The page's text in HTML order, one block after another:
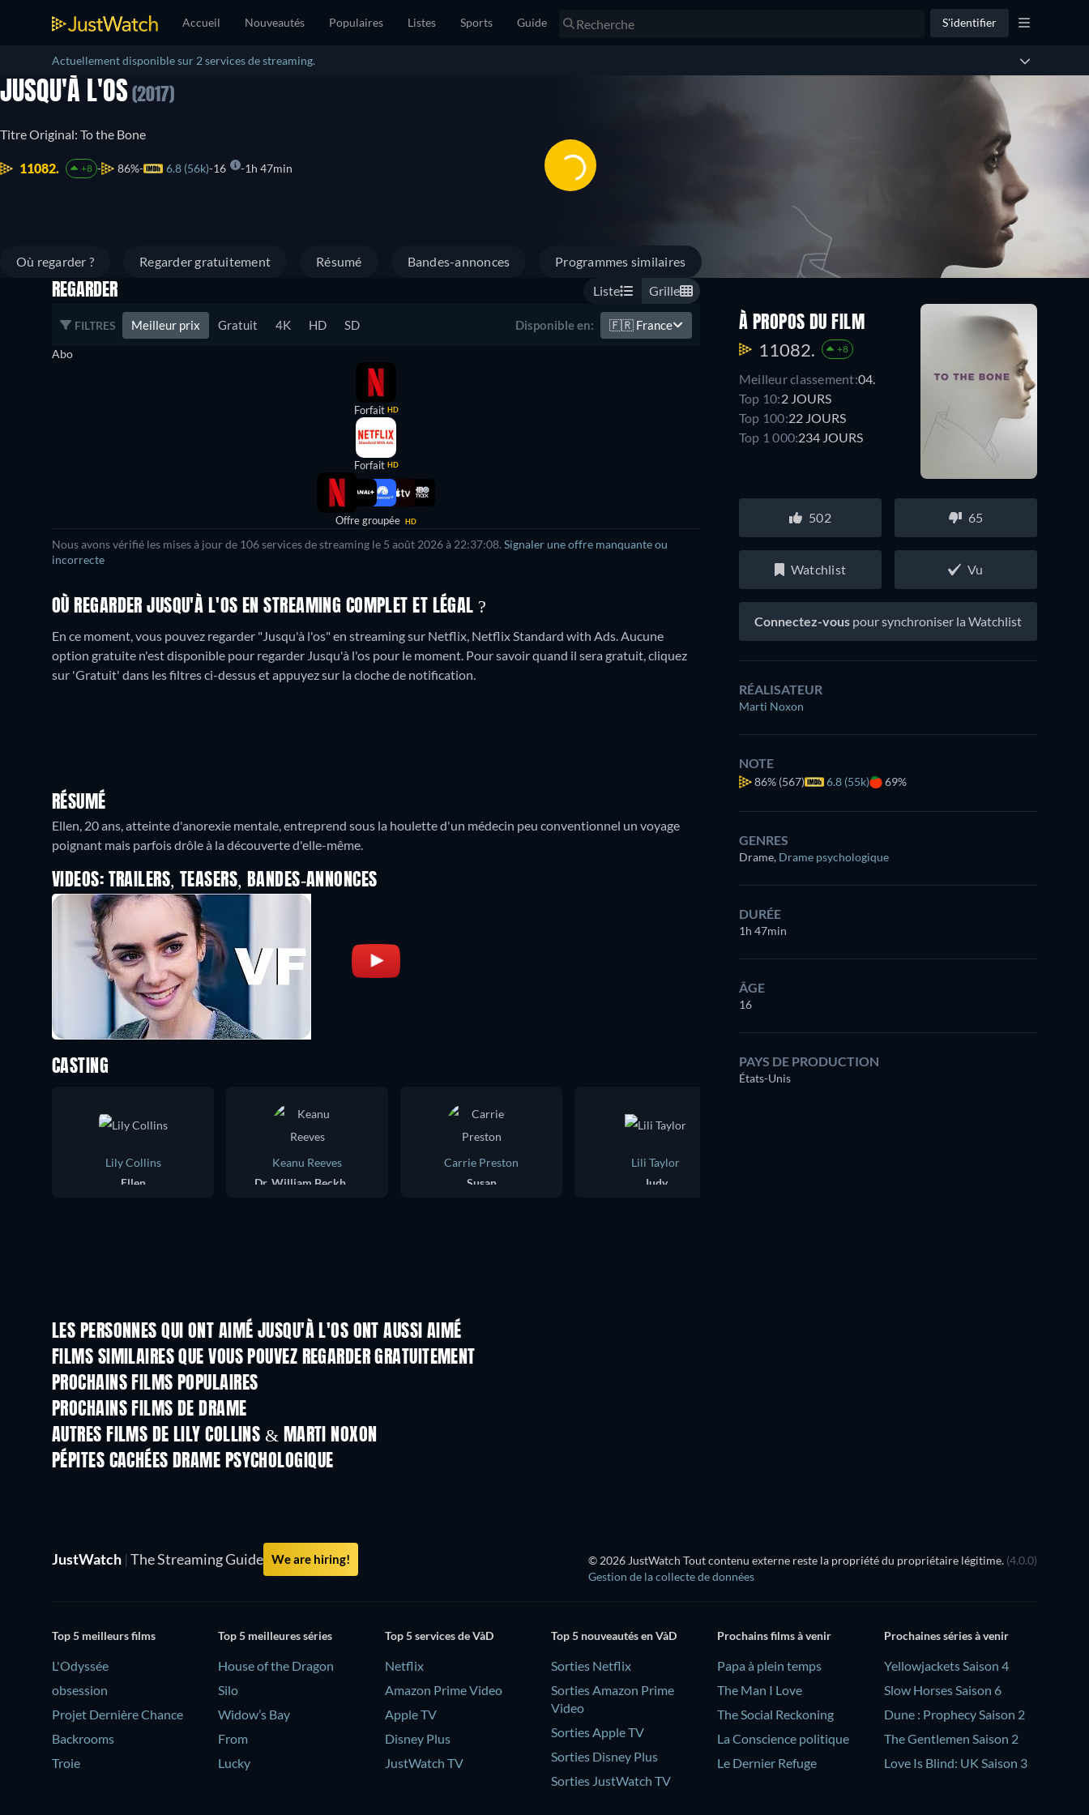
Accueil Nouveautés Populaires Listes Sports Guide S'identifier
Actuellement disponible sur 2 services de streaming.
JUSQU'À L'OS (2017)
Titre Original: To the Bone
11082. +8 86% 6.8 (56k) 16 1h 47min
Où regarder ? Regarder gratuitement Résumé Bandes-annonces Programmes similaires
REGARDER Liste Grille
FILTRES Meilleur prix Gratuit 4K HD SD Disponible en: 🇫🇷 France
Abo
Forfait HD
Forfait HD
Offre groupée HD
Nous avons vérifié les mises à jour de 106services de streaming le 5 août 2026à 22:37:08. Signaler une offre manquante ou
incorrecte
OÙ REGARDER JUSQU'À L'OS EN STREAMING COMPLET ET LÉGAL ?
En ce moment, vous pouvez regarder "Jusqu'à l'os" en streaming sur Netflix, Netflix Standard with Ads.Aucune
option gratuite n'est disponible pour regarder Jusqu'à l'os pour le moment. Pour savoir quand il sera gratuit, cliquez
sur 'Gratuit' dans les filtres ci-dessus et appuyez sur la cloche de notification.
RÉSUMÉ
Ellen, 20 ans, atteinte d'anorexie mentale, entreprend sous la houlette d'un médecin peu conventionnel un voyage
poignant mais parfois drôle à la découverte d'elle-même.
VIDEOS: TRAILERS, TEASERS, BANDES-ANNONCES
À PROPOS DU FILM
11082. +8
Meilleur classement:04.
Top 10:2 JOURS
Top 100:22 JOURS
Top 1 000:234 JOURS
502 65
Watchlist Vu
Connectez-vous pour synchroniser la Watchlist
RÉALISATEUR
Marti Noxon
NOTE
86% (567) 6.8 (55k) 69%
GENRES
Drame, Drame psychologique
DURÉE
1h 47min
ÂGE
16
PAYS DE PRODUCTION
États-Unis
CASTING
Lily Collins
Ellen
Keanu Reeves
Carrie Preston
Susan
Lili Taylor
Judy
LES PERSONNES QUI ONT AIMÉ JUSQU'À L'OS ONT AUSSI AIMÉ
FILMS SIMILAIRES QUE VOUS POUVEZ REGARDER GRATUITEMENT
PROCHAINS FILMS POPULAIRES
PROCHAINS FILMS DE DRAME
AUTRES FILMS DE LILY COLLINS & MARTI NOXON
PÉPITES CACHÉES DRAME PSYCHOLOGIQUE
JustWatch | The Streaming Guide We are hiring! © 2026 JustWatch Tout contenu externe reste la propriété du propriétaire légitime. (4.0.0)
Gestion de la collecte de données
Top 5 meilleurs films
L'Odyssée
obsession
Projet Dernière Chance
Backrooms
Troie
Top 5 meilleures séries
House of the Dragon
Silo
Widow’s Bay
From
Lucky
Top 5 services de VàD
Netflix
Amazon Prime Video
Apple TV
Disney Plus
JustWatch TV
Top 5 nouveautés en VàD
Sorties Netflix
Sorties Amazon Prime
Video
Sorties Apple TV
Sorties Disney Plus
Sorties JustWatch TV
Prochains films à venir
‎Papa à plein temps
The Man I Love
The Social Reckoning
La Conscience politique
Le Dernier Refuge
Prochaines séries à venir
Yellowjackets Saison 4
Slow Horses Saison 6
Dune : Prophecy Saison 2
The Gentlemen Saison 2
Love Is Blind: UK Saison 3